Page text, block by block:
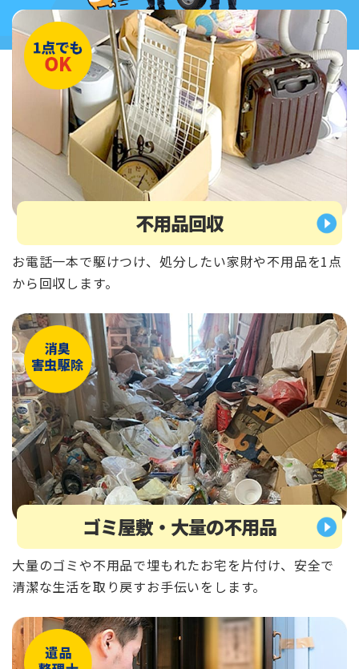
不用品回収
お電話一本で駆けつけ、処分したい家財や不用品を1点
から回収します。
ゴミ屋敷・大量の不用品
大量のゴミや不用品で埋もれたお宅を片付け、安全で
清潔な生活を取り戻すお手伝いをします。